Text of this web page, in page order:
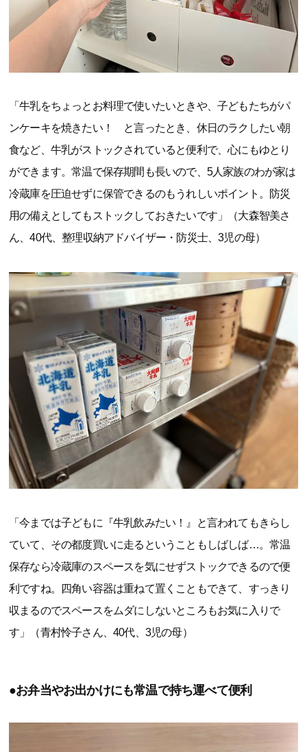
「牛乳をちょっとお料理で使いたいときや、子どもたちがパ
ンケーキを焼きたい！ と言ったとき、休日のラクしたい朝
食など、牛乳がストックされていると便利で、心にもゆとり
ができます。常温で保存期間も長いので、5人家族のわが家は
冷蔵庫を圧迫せずに保管できるのもうれしいポイント。防災
用の備えとしてもストックしておきたいです」（大森智美さ
ん、40代、整理収納アドバイザー・防災士、3児の母）
「今までは子どもに『牛乳飲みたい！』と言われてもきらし
ていて、その都度買いに走るということもしばしば…。常温
保存なら冷蔵庫のスペースを気にせずストックできるので便
利ですね。四角い容器は重ねて置くこともできて、すっきり
収まるのでスペースをムダにしないところもお気に入りで
す」（青村怜子さん、40代、3児の母）
●お弁当やお出かけにも常温で持ち運べて便利